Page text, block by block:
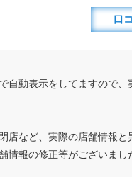
口
自動表示をしてますので、
店など、実際の店舗情報
情報の修正等がございまし